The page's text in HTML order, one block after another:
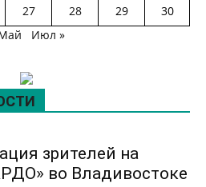
27 28 29
30
Июл »
зрителей на
во Владивостоке